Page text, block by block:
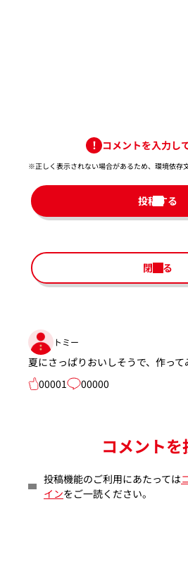
コメントを入力し
※正しく表示されない場合があるため、環境依存
投稿する
閉じる
トミー
夏にさっぱりおいしそうで、作っ
00001
00000
コメントを
投稿機能のご利用にあたっては
インをご一読ください。